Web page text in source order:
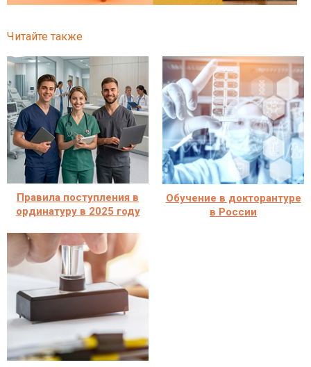
Читайте также
Правила поступления в
ординатуру в 2025 году
Обучение в докторантуре
в России